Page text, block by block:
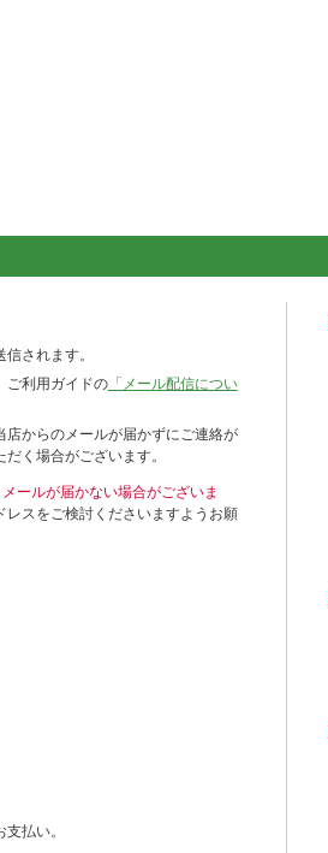
されます。
ご利用ガイドの「メール配信につい
からのメールが届かずにご連絡が
く場合がございます。
ールが届かない場合がございま
スをご検討くださいますようお願
払い。